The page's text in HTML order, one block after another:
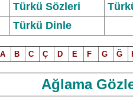
Türkü Sözleri
Türkü Dinle
A B C Ç D E F G Ğ
Ağlama